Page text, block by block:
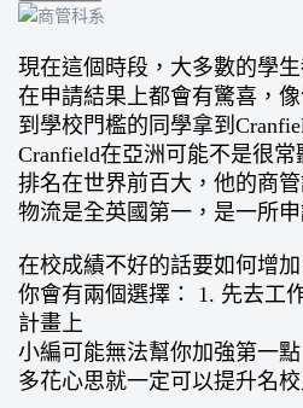
現在這個時段，大多數的學
在申請結果上都會有驚喜，
到學校門檻的同學拿到
Cranfield在亞洲可能不是很
排名在世界前百大，他的商
物流是全英國第一，是一所
在校成績不好的話要如何增
你會有兩個選擇： 1. 先去工
計畫上
小編可能無法幫你加強第一
多花心思就一定可以提升名